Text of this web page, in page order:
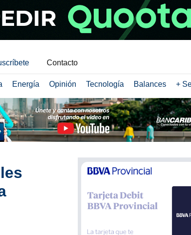
Contacto
Energía Opinión Tecnología Balances +